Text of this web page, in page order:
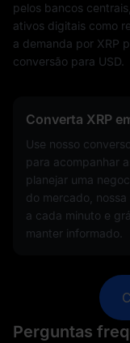
pelos bancos
ativos digitais como
a demanda por XRP
conversão para USD.
Converta XRP
Use nosso
para acompanhar
planejar uma
do mercado,
a cada minuto e
manter informado.
Perguntas